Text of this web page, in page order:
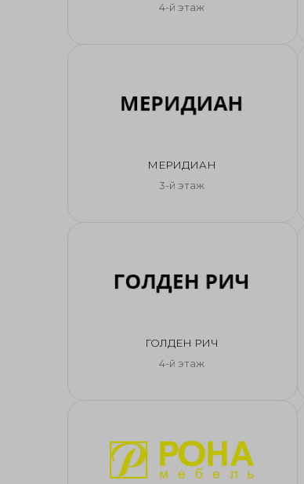
4-й этаж
МЕРИДИАН
3-й этаж
ГОЛДЕН РИЧ
4-й этаж